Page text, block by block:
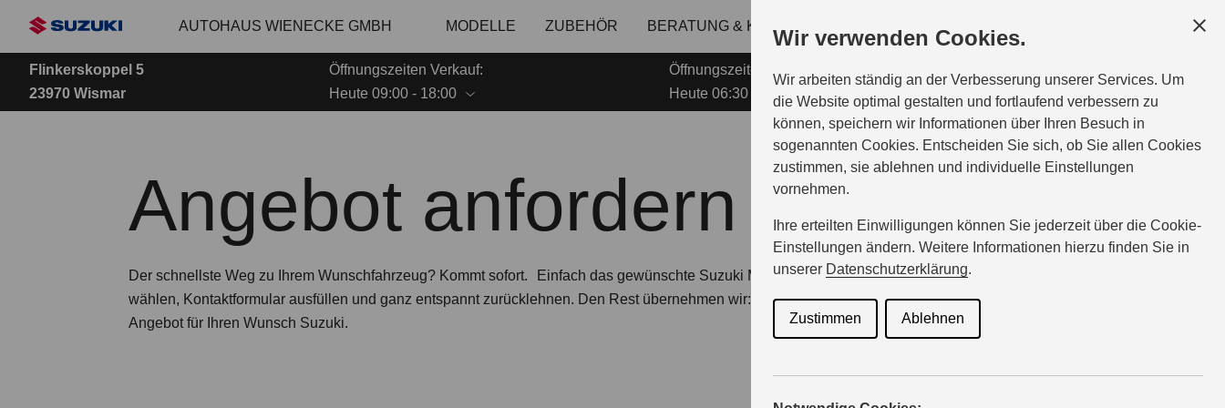
Wir verwenden Cookies.
Wir arbeiten ständig an der Verbesserung unserer Services. Um
die Website optimal gestalten und fortlaufend verbessern zu
können, speichern wir Informationen über Ihren Besuch in
sogenannten Cookies. Entscheiden Sie sich, ob Sie allen Cookies
zustimmen, sie ablehnen und individuelle Einstellungen
vornehmen.
Ihre erteilten Einwilligungen können Sie jederzeit über die Cookie-
Einstellungen ändern. Weitere Informationen hierzu finden Sie in
unserer Datenschutzerklärung.
Zustimmen Ablehnen
Hauptinhalt
AUTOHAUS WIENECKE GMBH MODELLE ZUBEHÖR BERATUNG & KAUF
Flinkerskoppel 5
23970 Wismar
Öffnungszeiten Verkauf:
Heute 09:00 - 18:00
Öffnungszeiten Service:
Heute 06:30 - 18:00
wienecke@suzuki-handel.de
Angebot anfordern
Der schnellste Weg zu Ihrem Wunschfahrzeug? Kommt sofort. Einfach das gewünschte Suzuki Modell, Motorisierung und Ausstattung
wählen, Kontaktformular ausfüllen und ganz entspannt zurücklehnen. Den Rest übernehmen wir: Sie erhalten Ihr persönliches
Angebot für Ihren Wunsch Suzuki.